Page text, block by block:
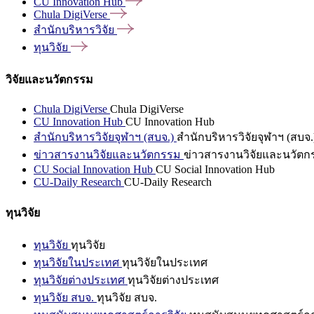
Chula DigiVerse
สำนักบริหารวิจัย
ทุนวิจัย
วิจัยและนวัตกรรม
Chula DigiVerse Chula DigiVerse
CU Innovation Hub CU Innovation Hub
สำนักบริหารวิจัยจุฬาฯ (สบจ.) สำนักบริหารวิจัยจุฬาฯ (สบจ
ข่าวสารงานวิจัยและนวัตกรรม ข่าวสารงานวิจัยและนวัตก
CU Social Innovation Hub CU Social Innovation Hub
CU-Daily Research CU-Daily Research
ทุนวิจัย
ทุนวิจัย ทุนวิจัย
ทุนวิจัยในประเทศ ทุนวิจัยในประเทศ
ทุนวิจัยต่างประเทศ ทุนวิจัยต่างประเทศ
ทุนวิจัย สบจ. ทุนวิจัย สบจ.